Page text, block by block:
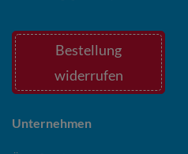
Bestellung
widerrufen
Unternehmen